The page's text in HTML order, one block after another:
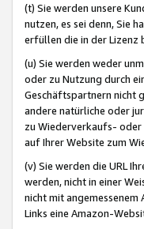
(t) Sie werden unsere
nutzen, es sei denn, Sie
erfüllen die in der Lizenz
(u) Sie werden weder
oder zu Nutzung durch
Geschäftspartnern nicht
andere natürliche oder
zu Wiederverkaufs- oder
auf Ihrer Website zum
(v) Sie werden die URL
werden, nicht in einer
nicht mit angemessenem
Links eine Amazon-